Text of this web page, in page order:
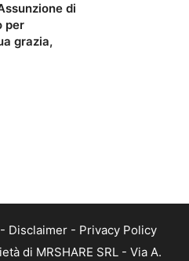
di
per
grazia,
- Disclaimer - Privacy Policy
di MRSHARE SRL - Via A.